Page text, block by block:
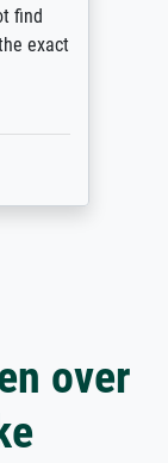
find
exact
over